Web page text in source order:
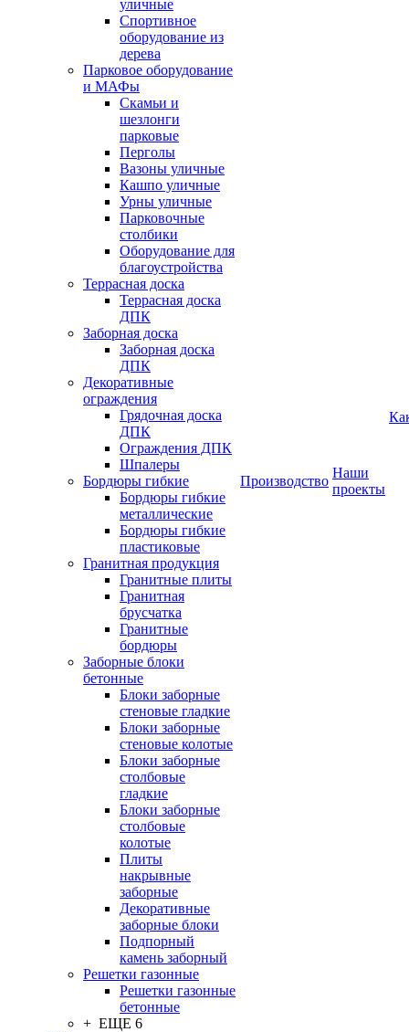
уличные
Спортивное
оборудование из
дерева
Парковое оборудование
и МАФы
Скамьи и
шезлонги
парковые
Перголы
Вазоны уличные
Кашпо уличные
Урны уличные
Парковочные
столбики
Оборудование для
благоустройства
Террасная доска
Террасная доска
ДПК
Заборная доска
Заборная доска
ДПК
Декоративные
ограждения
Грядочная доска
ДПК
Ограждения ДПК
Шпалеры
Бордюры гибкие
Бордюры гибкие
металлические
Бордюры гибкие
пластиковые
Гранитная продукция
Гранитные плиты
Гранитная
брусчатка
Гранитные
бордюры
Заборные блоки
бетонные
Блоки заборные
стеновые гладкие
Блоки заборные
стеновые колотые
Блоки заборные
столбовые
гладкие
Блоки заборные
столбовые
колотые
Плиты
накрывные
заборные
Декоративные
заборные блоки
Подпорный
камень заборный
Решетки газонные
Решетки газонные
бетонные
+ ЕЩЕ 6
Производство
Наши
проекты